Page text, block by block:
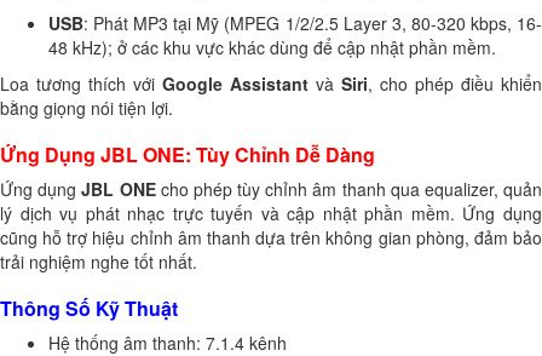
USB: Phát MP3 tại Mỹ (MPEG 1/2/2.5 Layer 3, 80-320 kbps, 16-
48 kHz); ở các khu vực khác dùng để cập nhật phần mềm.
Loa tương thích với Google Assistant và Siri, cho phép điều khiển
bằng giọng nói tiện lợi.
Ứng Dụng JBL ONE: Tùy Chỉnh Dễ Dàng
Ứng dụngJBL ONEcho phép tùy chỉnh âm thanh qua equalizer, quản
lý dịch vụ phát nhạc trực tuyến và cập nhật phần mềm. Ứng dụng
cũng hỗ trợ hiệu chỉnh âm thanh dựa trên không gian phòng, đảm bảo
trải nghiệm nghe tốt nhất.
Thông Số Kỹ Thuật
Hệ thống âm thanh: 7.1.4 kênh